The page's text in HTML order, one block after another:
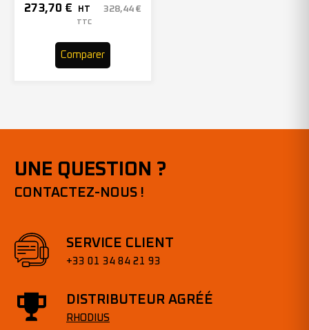
150mmx2000mm – Grain 40
– 305969 (x10)
273,70 € HT 328,44 €
TTC
Comparer
UNE QUESTION ?
CONTACTEZ-NOUS !
SERVICE CLIENT
+33 01 34 84 21 93
DISTRIBUTEUR AGRÉÉ
RHODIUS